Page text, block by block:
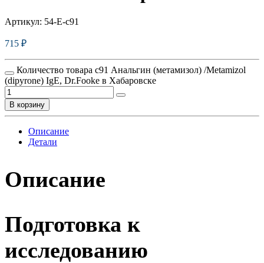
Артикул: 54-E-c91
715 ₽
Количество товара c91 Анальгин (метамизол) /Metamizol
(dipyrone) IgE, Dr.Fooke в Хабаровске
В корзину
Описание
Детали
Описание
Подготовка к
исследованию